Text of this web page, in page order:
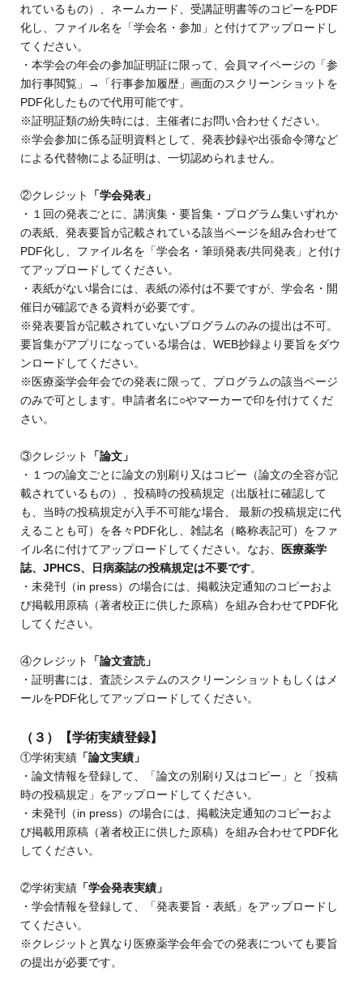
れているもの）、ネームカード、受講証明書等のコピーをPDF
化し、ファイル名を「学会名・参加」と付けてアップロードし
てください。
・本学会の年会の参加証明証に限って、会員マイページの「参
加行事閲覧」→「行事参加履歴」画面のスクリーンショットを
PDF化したもので代用可能です。
※証明証類の紛失時には、主催者にお問い合わせください。
※学会参加に係る証明資料として、発表抄録や出張命令簿など
による代替物による証明は、一切認められません。
②クレジット
「学会発表」
・１回の発表ごとに、講演集・要旨集・プログラム集いずれか
の表紙、発表要旨が記載されている該当ページを組み合わせて
PDF化し、ファイル名を「学会名・筆頭発表/共同発表」と付け
てアップロードしてください。
・表紙がない場合には、表紙の添付は不要ですが、学会名・開
催日が確認できる資料が必要です。
※発表要旨が記載されていないプログラムのみの提出は不可。
要旨集がアプリになっている場合は、WEB抄録より要旨をダウ
ンロードしてください。
※医療薬学会年会での発表に限って、プログラムの該当ページ
のみで可とします。申請者名に○やマーカーで印を付けてくだ
さい。
③クレジット
「論文」
・１つの論文ごとに論文の別刷り又はコピー（論文の全容が記
載されているもの）、投稿時の投稿規定（出版社に確認して
も、当時の投稿規定が入手不可能な場合、 最新の投稿規定に代
えることも可）を各々PDF化し、雑誌名（略称表記可）をファ
イル名に付けてアップロードしてください。なお、 医療薬学
誌、JPHCS、日病薬誌の投稿規定は不要です。
・未発刊（in press）の場合には、掲載決定通知のコピーおよ
び掲載用原稿（著者校正に供した原稿）を組み合わせてPDF化
してください。
④クレジット
「論文査読」
・証明書には、査読システムのスクリーンショットもしくはメ
ールをPDF化してアップロードしてください。
（３） 【学術実績登録】
①学術実績 「論文実績」
・論文情報を登録して、「論文の別刷り又はコピー」と「投稿
時の投稿規定」をアップロードしてください。
・未発刊（in press）の場合には、掲載決定通知のコピーおよ
び掲載用原稿（著者校正に供した原稿）を組み合わせてPDF化
してください。
②学術実績 「学会発表実績」
・学会情報を登録して、「発表要旨・表紙」をアップロードし
てください。
※クレジットと異なり医療薬学会年会での発表についても要旨
の提出が必要です。